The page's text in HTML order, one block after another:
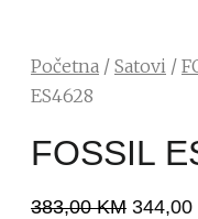
Početna / Satovi /
ES4628
FOSSIL
383,00KM 344,00